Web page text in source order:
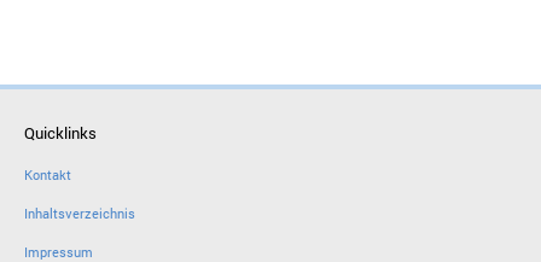
Quicklinks
Kontakt
Inhaltsverzeichnis
Impressum